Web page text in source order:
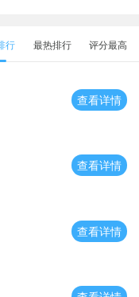
行 最热排行 评分最高
查看详情
查看详情
查看详情